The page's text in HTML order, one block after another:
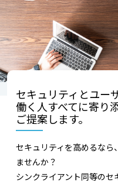
セキュリティとユー
働く人すべてに寄り
ご提案します。
セキュリティを高めるなら
ませんか？
シンクライアント同等の